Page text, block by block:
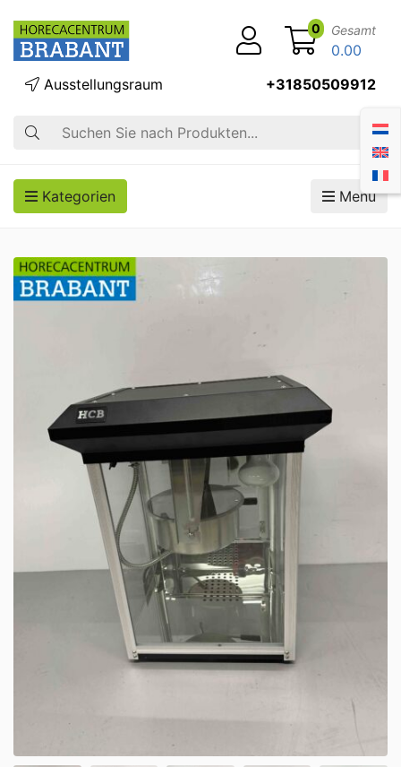
Suche
Ausstellungsraum +31850509912
0 Gesamt
0.00
Kategorien Menü